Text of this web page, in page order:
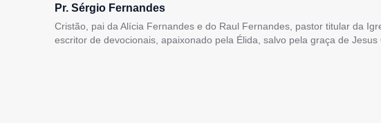
Pr. Sérgio Fernandes
Cristão, pai da Alícia Fernandes e do Raul Fernandes, pastor titular da
escritor de devocionais, apaixonado pela Élida, salvo pela graça de Jesus